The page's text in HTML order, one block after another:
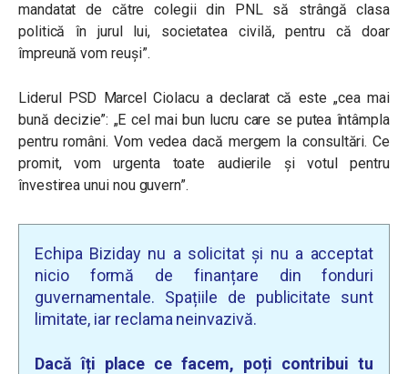
mandatat de către colegii din PNL să strângă clasa
politică în jurul lui, societatea civilă, pentru că doar
împreună vom reuși”.
Liderul PSD Marcel Ciolacu a declarat că este „cea mai
bună decizie”: „E cel mai bun lucru care se putea întâmpla
pentru români. Vom vedea dacă mergem la consultări. Ce
promit, vom urgenta toate audierile și votul pentru
învestirea unui nou guvern”.
Echipa Biziday nu a solicitat și nu a acceptat
nicio formă de finanțare din fonduri
guvernamentale. Spațiile de publicitate sunt
limitate, iar reclama neinvazivă.
Dacă îți place ce facem, poți contribui tu